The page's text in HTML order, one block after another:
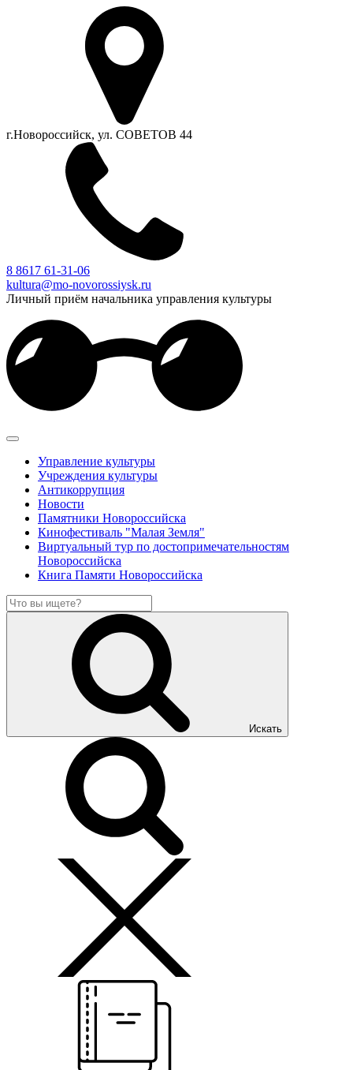
г.Новороссийск, ул. СОВЕТОВ 44
8 8617 61-31-06
kultura@mo-novorossiysk.ru
Личный приём начальника управления культуры
Управление культуры
Учреждения культуры
Антикоррупция
Новости
Памятники Новороссийска
Кинофестиваль "Малая Земля"
Виртуальный тур по достопримечательностям
Новороссийска
Книга Памяти Новороссийска
Искать